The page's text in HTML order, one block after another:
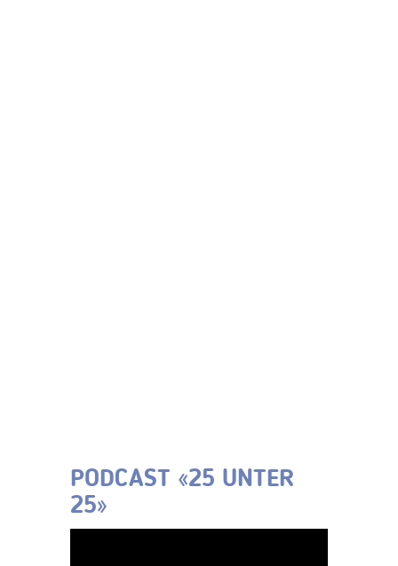
PODCAST «25 UNTER
25»